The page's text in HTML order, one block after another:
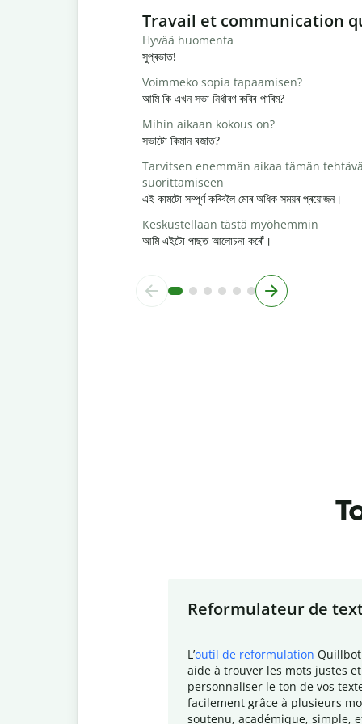
Slide 1 of 6
Travail et communication
Hyvää huomenta
সুপ্ৰভাত!
Voimmeko sopia tapaamisen?
আমি কি এখন সভা নিৰ্ধাৰণ কৰিব পাৰিম?
Mihin aikaan kokous on?
সভাটো কিমান বজাত?
Tarvitsen enemmän aikaa tämän
suorittamiseen
এই কামটো সম্পূৰ্ণ কৰিবলৈ মোৰ অধিক সময়ৰ প্ৰয়োজন।
Keskustellaan tästä myöhemmin
আমি এইটো পাছত আলোচনা কৰোঁ।
Reformulateur de
L ’outil de reformulation
aide à trouver les mots justes
personnaliser le ton de vos
facilement grâce à plusieurs
soutenu, académique, simple,